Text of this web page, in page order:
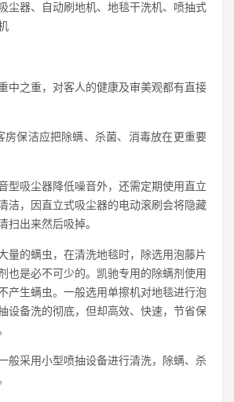
尘器、自动刷地机、地毯干洗机、喷抽式
中之重，对客人的健康及审美观都有直接
房保洁应把除螨、杀菌、消毒放在更重要
型吸尘器降低噪音外，还需定期使用直立
洁，因直立式吸尘器的电动滚刷会将隐藏
扫出来然后吸掉。
量的螨虫，在清洗地毯时，除选用泡藤片
也是必不可少的。凯驰专用的除螨剂使用
产生螨虫。一般选用单擦机对地毯进行泡
设备洗的彻底，但却高效、快速，节省保
般采用小型喷抽设备进行清洗，除螨、杀